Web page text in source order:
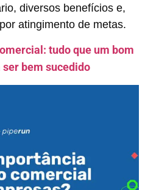
diversos benefícios e,
atingimento de metas.
tudo que um bom
bem sucedido